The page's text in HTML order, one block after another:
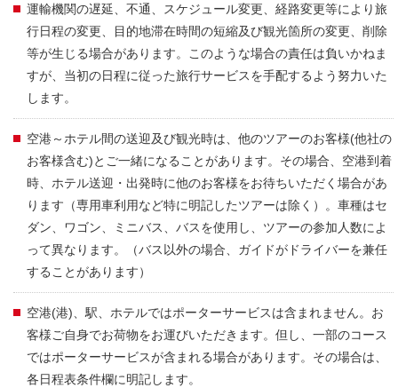
運輸機関の遅延、不通、スケジュール変更、経路変更等により旅
行日程の変更、目的地滞在時間の短縮及び観光箇所の変更、削除
等が生じる場合があります。このような場合の責任は負いかねま
すが、当初の日程に従った旅行サービスを手配するよう努力いた
します。
空港～ホテル間の送迎及び観光時は、他のツアーのお客様(他社の
お客様含む)とご一緒になることがあります。その場合、空港到着
時、ホテル送迎・出発時に他のお客様をお待ちいただく場合があ
ります（専用車利用など特に明記したツアーは除く）。車種はセ
ダン、ワゴン、ミニバス、バスを使用し、ツアーの参加人数によ
って異なります。（バス以外の場合、ガイドがドライバーを兼任
することがあります）
空港(港)、駅、ホテルではポーターサービスは含まれません。お
客様ご自身でお荷物をお運びいただきます。但し、一部のコース
ではポーターサービスが含まれる場合があります。その場合は、
各日程表条件欄に明記します。